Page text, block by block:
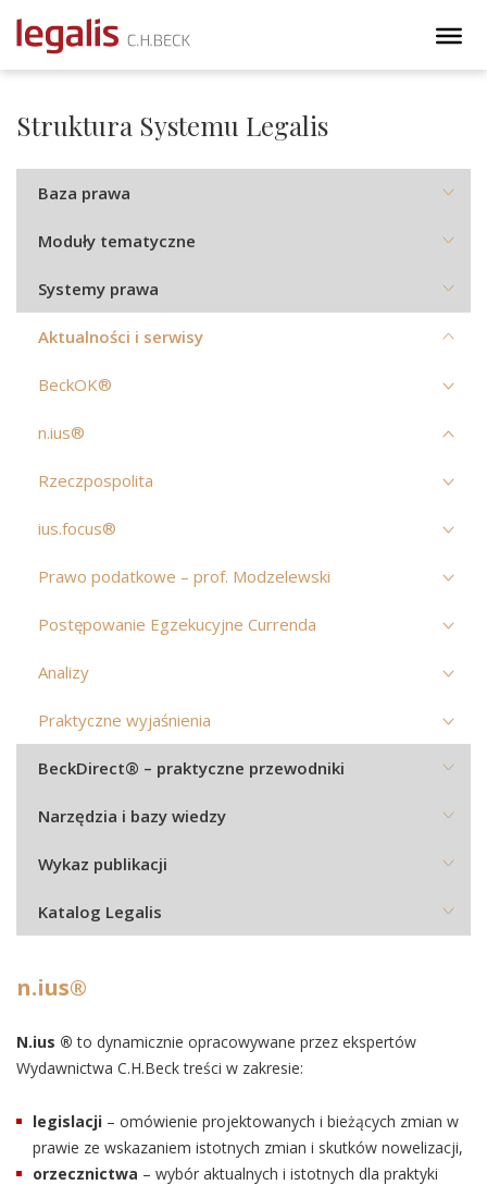
Struktura Systemu Legalis
Baza prawa
Moduły tematyczne
Systemy prawa
Aktualności i serwisy
BeckOK®
n.ius®
Rzeczpospolita
ius.focus®
Prawo podatkowe – prof. Modzelewski
Postępowanie Egzekucyjne Currenda
Analizy
Praktyczne wyjaśnienia
BeckDirect® – praktyczne przewodniki
Narzędzia i bazy wiedzy
Wykaz publikacji
Katalog Legalis
n.ius®
N.ius ® to dynamicznie opracowywane przez ekspertów
Wydawnictwa C.H.Beck treści w zakresie:
legislacji – omówienie projektowanych i bieżących zmian w
prawie ze wskazaniem istotnych zmian i skutków nowelizacji,
orzecznictwa – wybór aktualnych i istotnych dla praktyki